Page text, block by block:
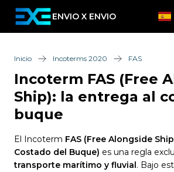
ENVIO X ENVIO
Inicio Incoterms 2020 FAS
Incoterm FAS (Free
Ship): la entrega al
buque
El Incoterm FAS (Free Alongside
Costado del Buque) es una regla
transporte marítimo y fluvial. Bajo